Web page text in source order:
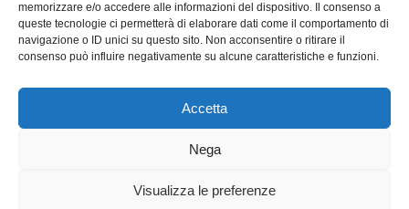
memorizzare e/o accedere alle informazioni del dispositivo. Il consenso a
queste tecnologie ci permetterà di elaborare dati come il comportamento di
navigazione o ID unici su questo sito. Non acconsentire o ritirare il
consenso può influire negativamente su alcune caratteristiche e funzioni.
Accetta
Nega
Visualizza le preferenze
Iscriviti alla newsletter di F/D